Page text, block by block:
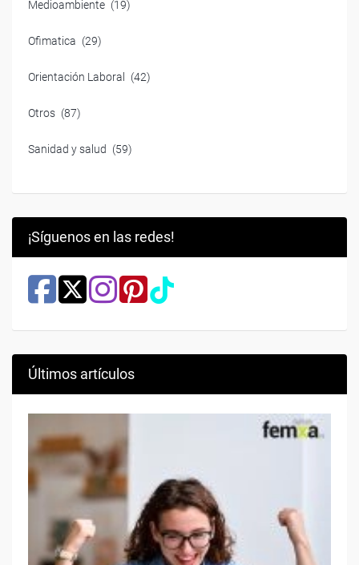
Medioambiente (19)
Ofimatica (29)
Orientación Laboral (42)
Otros (87)
Sanidad y salud (59)
¡Síguenos en las redes!
Últimos artículos